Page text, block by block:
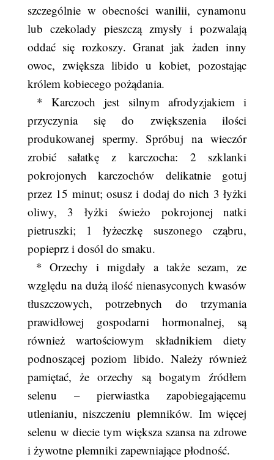
szczególnie w obecności wanilii, cynamonu
lub czekolady pieszczą zmysły i pozwalają
oddać się rozkoszy. Granat jak żaden inny
owoc, zwiększa libido u kobiet, pozostając
królem kobiecego pożądania.
* Karczoch jest silnym afrodyzjakiem i
przyczynia się do zwiększenia ilości
produkowanej spermy. Spróbuj na wieczór
zrobić sałatkę z karczocha: 2 szklanki
pokrojonych karczochów delikatnie gotuj
przez 15 minut; osusz i dodaj do nich 3 łyżki
oliwy, 3 łyżki świeżo pokrojonej natki
pietruszki; 1 łyżeczkę suszonego cząbru,
popieprz i dosól do smaku.
* Orzechy i migdały a także sezam, ze
względu na dużą ilość nienasyconych kwasów
tłuszczowych, potrzebnych do trzymania
prawidłowej gospodarni hormonalnej, są
również wartościowym składnikiem diety
podnoszącej poziom libido. Należy również
pamiętać, że orzechy są bogatym źródłem
selenu – pierwiastka zapobiegającemu
utlenianiu, niszczeniu plemników. Im więcej
selenu w diecie tym większa szansa na zdrowe
i żywotne plemniki zapewniające płodność.